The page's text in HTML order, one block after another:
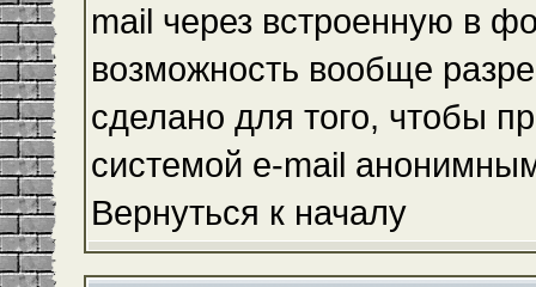
mail через встроенную в
возможность вообще
сделано для того, чтобы
системой e-mail
Вернуться к началу